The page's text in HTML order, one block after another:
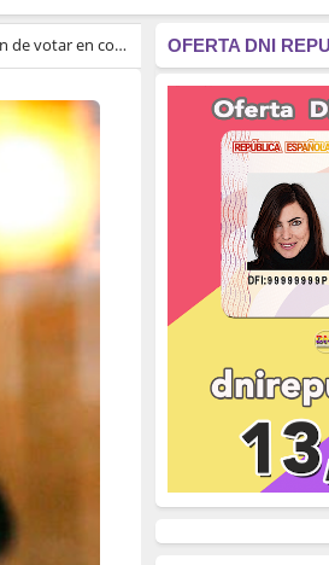
a Juan Carlos I: OFERTA DNI